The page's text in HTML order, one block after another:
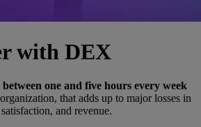
with DEX
between one and five hours every week
that adds up to major losses in
and revenue.